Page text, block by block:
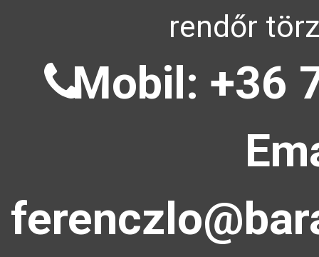
rendőr
Mobil: +36